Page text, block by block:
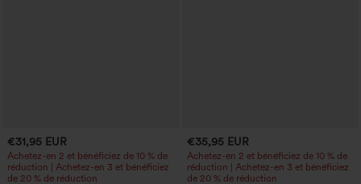
€31,95 EUR
Achetez-en 2 et bénéficiez de 10 % de
réduction | Achetez-en 3 et bénéficiez
de 20 % de réduction
€35,95 EUR
Achetez-en 2 et bénéficiez de 10 % de
réduction | Achetez-en 3 et bénéficiez
de 20 % de réduction